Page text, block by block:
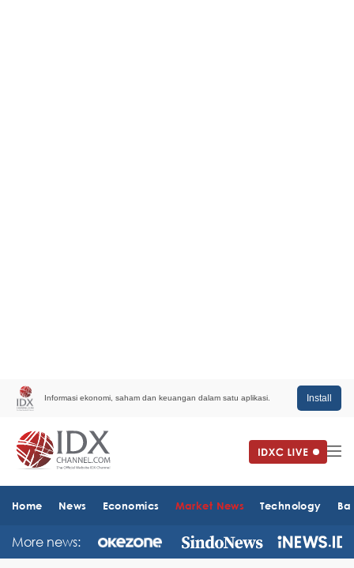
Informasi ekonomi, saham dan keuangan dalam satu aplikasi. Install
Home News Economics Market News Technology
More news: